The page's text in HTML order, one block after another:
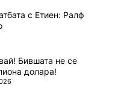
с Етиен: Ралф
Бившата не се
долара!